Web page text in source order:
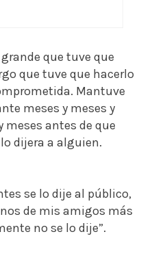
que tuve que
que tuve que hacerlo
Mantuve
meses y meses y
meses antes de que
dijera a alguien.
se lo dije al público,
de mis amigos más
no se lo dije”.